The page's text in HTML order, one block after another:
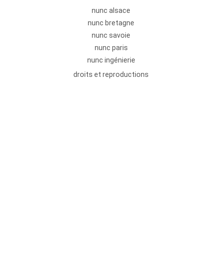
nunc alsace
nunc bretagne
nunc savoie
nunc paris
nunc ingénierie
droits et reproductions